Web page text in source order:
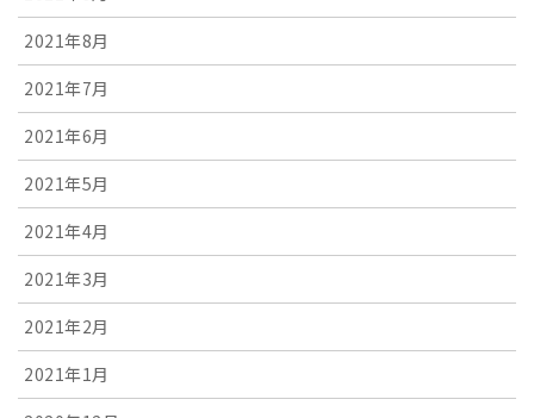
2021年8月
2021年7月
2021年6月
2021年5月
2021年4月
2021年3月
2021年2月
2021年1月